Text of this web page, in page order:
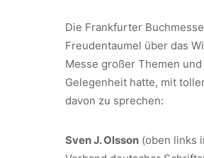
Die Frankfurter
Freudentaumel über das
Messe großer Themen
Gelegenheit hatte, mit
davon zu sprechen:
Sven J. Olsson (oben links